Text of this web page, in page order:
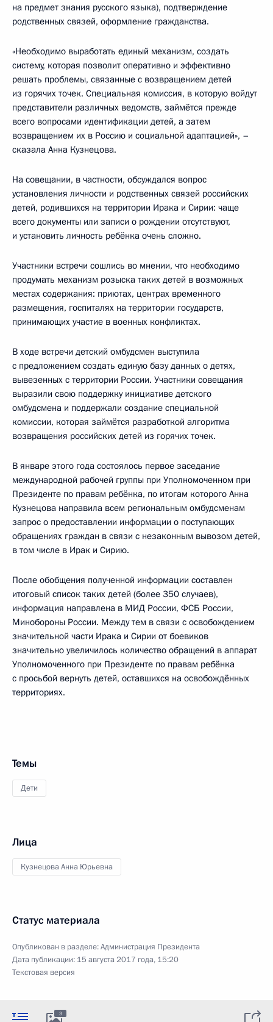
на предмет знания русского языка), подтверждение
родственных связей, оформление гражданства.
«Необходимо выработать единый механизм, создать
систему, которая позволит оперативно и эффективно
решать проблемы, связанные с возвращением детей
из горячих точек. Специальная комиссия, в которую войдут
представители различных ведомств, займётся прежде
всего вопросами идентификации детей, а затем
возвращением их в Россию и социальной адаптацией», –
сказала Анна Кузнецова.
На совещании, в частности, обсуждался вопрос
установления личности и родственных связей российских
детей, родившихся на территории Ирака и Сирии: чаще
всего документы или записи о рождении отсутствуют,
и установить личность ребёнка очень сложно.
Участники встречи сошлись во мнении, что необходимо
продумать механизм розыска таких детей в возможных
местах содержания: приютах, центрах временного
размещения, госпиталях на территории государств,
принимающих участие в военных конфликтах.
В ходе встречи детский омбудсмен выступила
с предложением создать единую базу данных о детях,
вывезенных с территории России. Участники совещания
выразили свою поддержку инициативе детского
омбудсмена и поддержали создание специальной
комиссии, которая займётся разработкой алгоритма
возвращения российских детей из горячих точек.
В январе этого года состоялось первое заседание
международной рабочей группы при Уполномоченном при
Президенте по правам ребёнка, по итогам которого Анна
Кузнецова направила всем региональным омбудсменам
запрос о предоставлении информации о поступающих
обращениях граждан в связи с незаконным вывозом детей,
в том числе в Ирак и Сирию.
После обобщения полученной информации составлен
итоговый список таких детей (более 350 случаев),
информация направлена в МИД России, ФСБ России,
Минобороны России. Между тем в связи с освобождением
значительной части Ирака и Сирии от боевиков
значительно увеличилось количество обращений в аппарат
Уполномоченного при Президенте по правам ребёнка
с просьбой вернуть детей, оставшихся на освобождённых
территориях.
Темы
Дети
Лица
Кузнецова Анна Юрьевна
Статус материала
Опубликован в разделе:Администрация Президента
Дата публикации: 15 августа 2017 года, 15:20
Текстовая версия
3